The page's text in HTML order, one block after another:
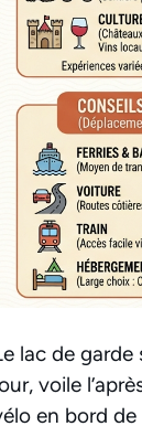
lac de garde
voile
en bord